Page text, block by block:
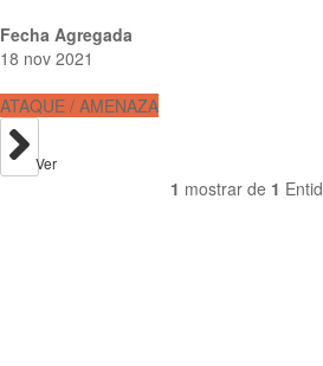
Fecha Agregada
18 nov 2021
ATAQUE / AMENAZA
Ver
1 mostrar de 1